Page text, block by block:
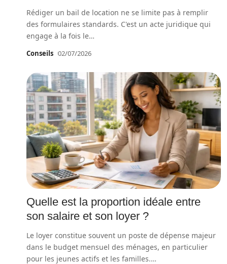
Rédiger un bail de location ne se limite pas à remplir
des formulaires standards. C'est un acte juridique qui
engage à la fois le…
Conseils 02/07/2026
Quelle est la proportion idéale entre
son salaire et son loyer ?
Le loyer constitue souvent un poste de dépense majeur
dans le budget mensuel des ménages, en particulier
pour les jeunes actifs et les familles.…